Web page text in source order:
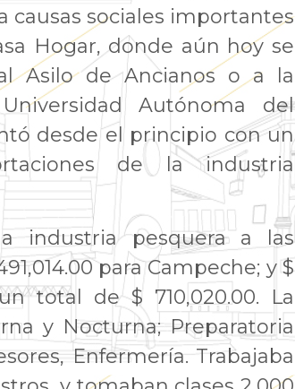
causas sociales importantes
Hogar, donde aún hoy se
Asilo de Ancianos o a la
Autónoma del
desde el principio con un
de la industria
industria pesquera a las
para Campeche; y $
total de $ 710,020.00. La
y Nocturna; Preparatoria
Enfermería. Trabajaba